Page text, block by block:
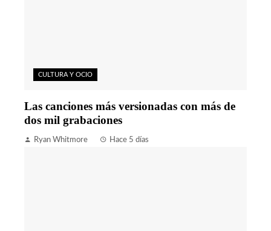
CULTURA Y OCIO
Las canciones más versionadas con más de
dos mil grabaciones
Ryan Whitmore Hace 5 días